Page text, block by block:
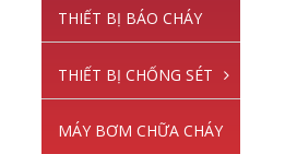
THIẾT BỊ BÁO CHÁY
THIẾT BỊ CHỐNG SÉT
MÁY BƠM CHỮA CHÁY